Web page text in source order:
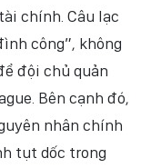
chính. Câu lạc
công”, không
đội chủ quản
Bên cạnh đó,
nhân chính
tụt dốc trong